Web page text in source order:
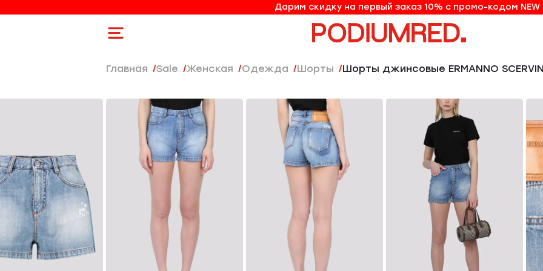
10% на первый заказ по промо-коду NEW
Дарим скидку на первый заказ 10% с промо-кодом NEW
Главная Sale женская Одежда Шорты Шорты джинсовые ERMANNO